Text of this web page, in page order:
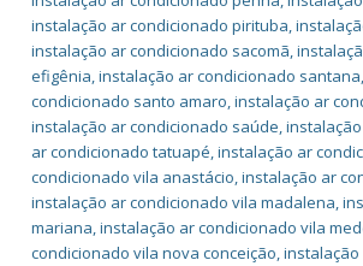
instalação ar condicionado pirituba,
instalação ar condicionado sacomã,
efigênia,instalação ar condicionado santana
condicionado santo amaro,instalação ar
instalação ar condicionado saúde,
ar condicionado tatuapé,instalação ar
condicionado vila anastácio,instalação ar
instalação ar condicionado vila madalena,
mariana,instalação ar condicionado vila
condicionado vila nova conceição,